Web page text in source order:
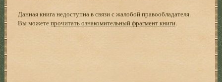
Данная книга недоступна в связи с жалобой правообладателя.
Вы можетепрочитать ознакомительный фрагмент книги.